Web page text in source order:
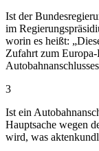
Ist der
im
worin es heißt:
Zufahrt zum
3
Ist ein
Hauptsache wegen
wird, was